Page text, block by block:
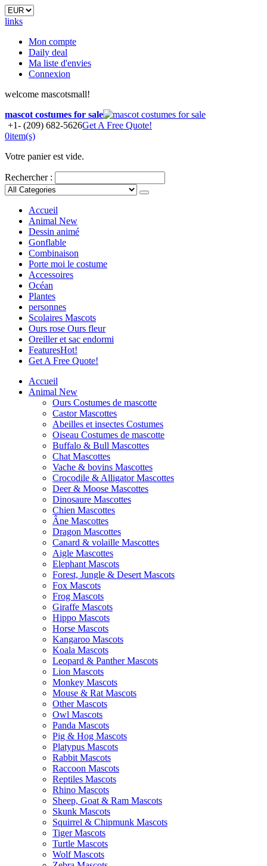
links
Mon compte
Daily deal
Ma liste d'envies
Connexion
welcome mascotsmall!
mascot costumes for sale
+1- (209) 682-5626Get A Free Quote!
0item(s)
Votre panier est vide.
Rechercher :
Accueil
Animal New
Dessin animé
Gonflable
Combinaison
Porte moi le costume
Accessoires
Océan
Plantes
personnes
Scolaires Mascots
Ours rose Ours fleur
Oreiller et sac endormi
FeaturesHot!
Get A Free Quote!
Accueil
Animal New
Ours Costumes de mascotte
Castor Mascottes
Abeilles et insectes Costumes
Oiseau Costumes de mascotte
Buffalo & Bull Mascottes
Chat Mascottes
Vache & bovins Mascottes
Crocodile & Alligator Mascottes
Deer & Moose Mascottes
Dinosaure Mascottes
Chien Mascottes
Âne Mascottes
Dragon Mascottes
Canard & volaille Mascottes
Aigle Mascottes
Elephant Mascots
Forest, Jungle & Desert Mascots
Fox Mascots
Frog Mascots
Giraffe Mascots
Hippo Mascots
Horse Mascots
Kangaroo Mascots
Koala Mascots
Leopard & Panther Mascots
Lion Mascots
Monkey Mascots
Mouse & Rat Mascots
Other Mascots
Owl Mascots
Panda Mascots
Pig & Hog Mascots
Platypus Mascots
Rabbit Mascots
Raccoon Mascots
Reptiles Mascots
Rhino Mascots
Sheep, Goat & Ram Mascots
Skunk Mascots
Squirrel & Chipmunk Mascots
Tiger Mascots
Turtle Mascots
Wolf Mascots